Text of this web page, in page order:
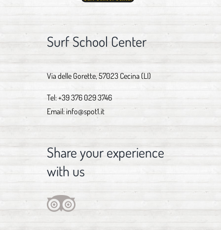
Surf School Center
Via delle Gorette, 57023 Cecina (LI)
Tel:+39 376 029 3746
Email: info@spot1.it
Share your experience
with us